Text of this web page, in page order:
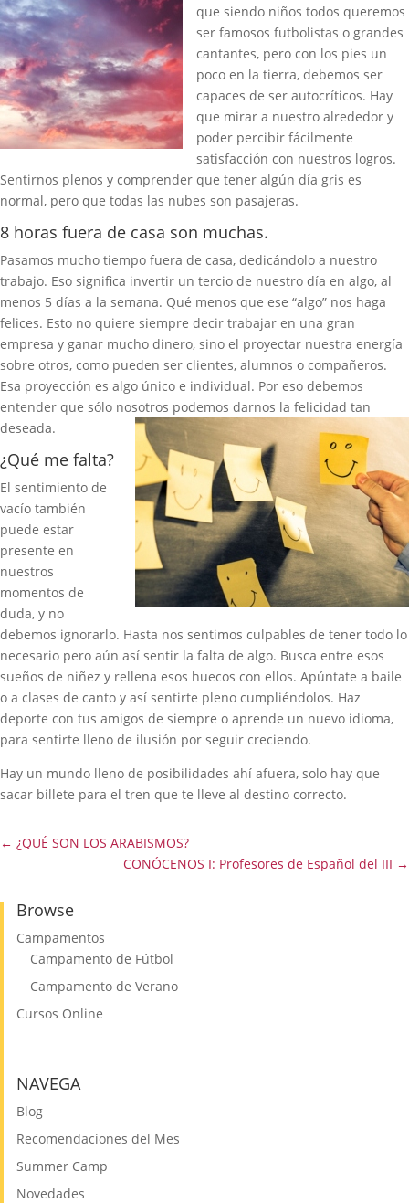
que siendo niños todos queremos
ser famosos futbolistas o grandes
cantantes, pero con los pies un
poco en la tierra, debemos ser
capaces de ser autocríticos. Hay
que mirar a nuestro alrededor y
poder percibir fácilmente
satisfacción con nuestros logros.
Sentirnos plenos y comprender que tener algún día gris es
normal, pero que todas las nubes son pasajeras.
8 horas fuera de casa son muchas.
Pasamos mucho tiempo fuera de casa, dedicándolo a nuestro
trabajo. Eso significa invertir un tercio de nuestro día en algo, al
menos 5 días a la semana. Qué menos que ese “algo” nos haga
felices. Esto no quiere siempre decir trabajar en una gran
empresa y ganar mucho dinero, sino el proyectar nuestra energía
sobre otros, como pueden ser clientes, alumnos o compañeros.
Esa proyección es algo único e individual. Por eso debemos
entender que sólo nosotros podemos darnos la felicidad tan
deseada.
¿Qué me falta?
El sentimiento de
vacío también
puede estar
presente en
nuestros
momentos de
duda, y no
debemos ignorarlo. Hasta nos sentimos culpables de tener todo lo
necesario pero aún así sentir la falta de algo. Busca entre esos
sueños de niñez y rellena esos huecos con ellos. Apúntate a baile
o a clases de canto y así sentirte pleno cumpliéndolos. Haz
deporte con tus amigos de siempre o aprende un nuevo idioma,
para sentirte lleno de ilusión por seguir creciendo.
Hay un mundo lleno de posibilidades ahí afuera, solo hay que
sacar billete para el tren que te lleve al destino correcto.
← ¿QUÉ SON LOS ARABISMOS?
CONÓCENOS I: Profesores de Español del III →
Browse
Campamentos
Campamento de Fútbol
Campamento de Verano
Cursos Online
NAVEGA
Blog
Recomendaciones del Mes
Summer Camp
Novedades